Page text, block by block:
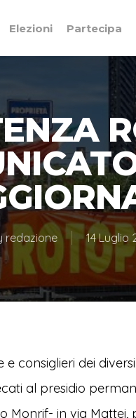
Elezioni Partecipa
redazione 14 Luglio
e consiglieri dei
al presidio
Monrif- in via